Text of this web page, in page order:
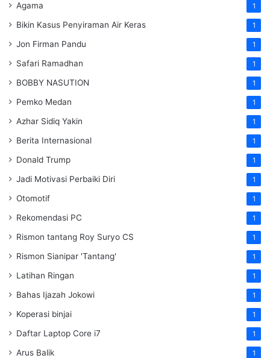
Agama 1
Bikin Kasus Penyiraman Air Keras 1
Jon Firman Pandu 1
Safari Ramadhan 1
BOBBY NASUTION 1
Pemko Medan 1
Azhar Sidiq Yakin 1
Berita Internasional 1
Donald Trump 1
Jadi Motivasi Perbaiki Diri 1
Otomotif 1
Rekomendasi PC 1
Rismon tantang Roy Suryo CS 1
Rismon Sianipar 'Tantang' 1
Latihan Ringan 1
Bahas Ijazah Jokowi 1
Koperasi binjai 1
Daftar Laptop Core i7 1
Arus Balik 1